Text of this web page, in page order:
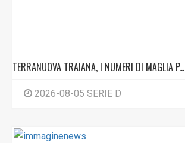
TERRANUOVA TRAIANA, I NUMERI DI MAGLIA P...
2026-08-05 SERIE D